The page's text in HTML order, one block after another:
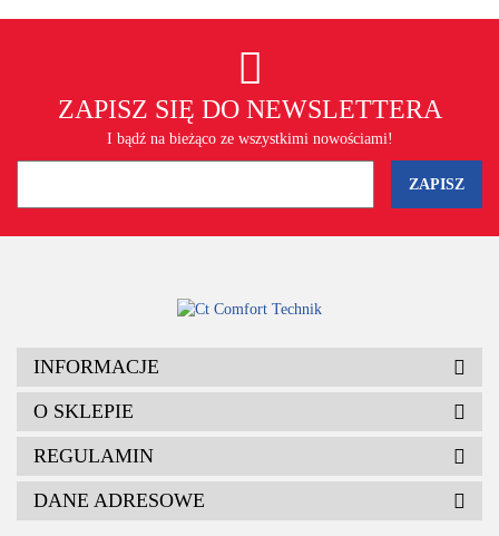
ZAPISZ SIĘ DO NEWSLETTERA
I bądź na bieżąco ze wszystkimi nowościami!
INFORMACJE
O SKLEPIE
REGULAMIN
DANE ADRESOWE